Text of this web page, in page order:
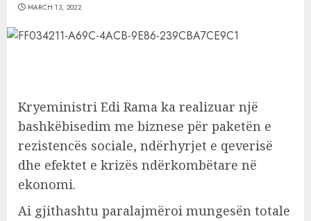
MARCH 13, 2022
Kryeministri Edi Rama ka realizuar një
bashkëbisedim me biznese për paketën e
rezistencës sociale, ndërhyrjet e qeverisë
dhe efektet e krizës ndërkombëtare në
ekonomi.
Ai gjithashtu paralajmëroi mungesën totale